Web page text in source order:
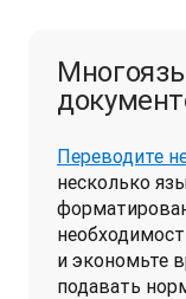
Переводите
несколько
и экономьте
подавать